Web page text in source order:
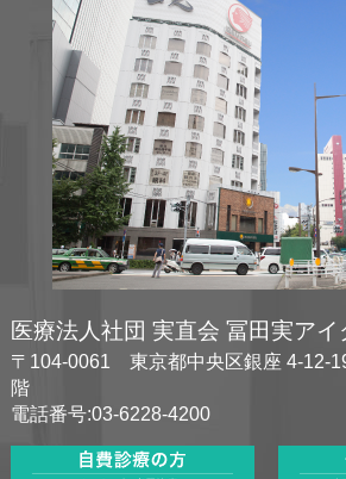
医療法人社団 実直会 冨田実ア
〒104-0061 東京都中央区銀座 4-12-
階
電話番号:03-6228-4200